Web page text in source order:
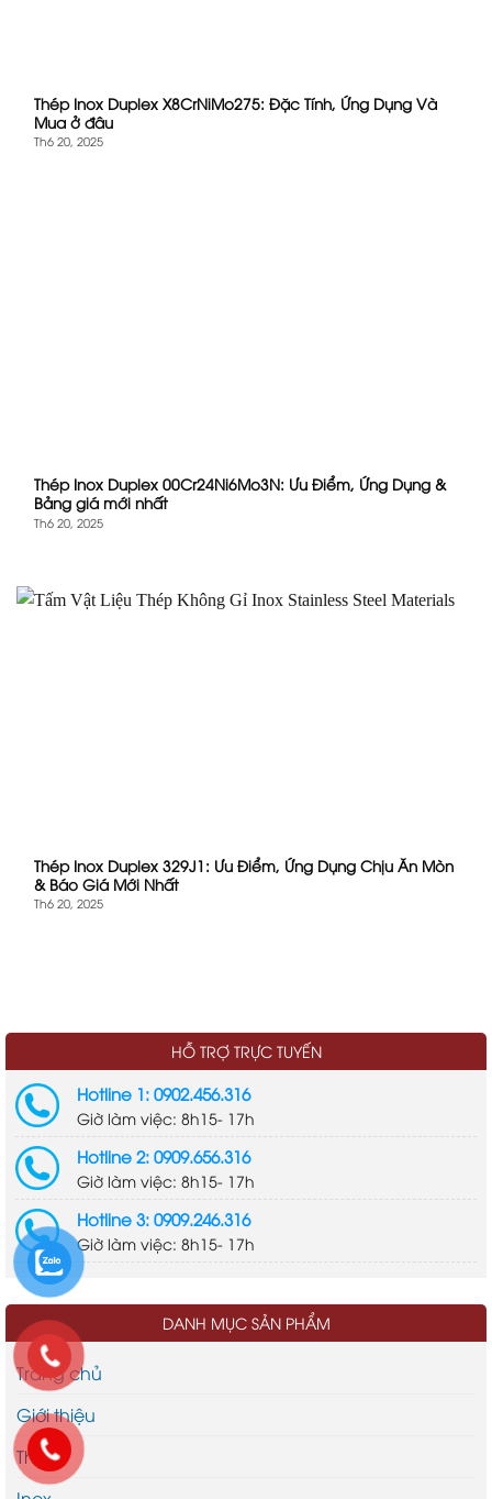
HỖ TRỢ TRỰC TUYẾN
Hotline 1: 0902.456.316
Giờ làm việc: 8h15- 17h
Hotline 2: 0909.656.316
Giờ làm việc: 8h15- 17h
Hotline 3: 0909.246.316
Giờ làm việc: 8h15- 17h
DANH MỤC SẢN PHẨM
Trang chủ
Giới thiệu
Thép
Thép Inox Duplex X8CrNiMo275: Đặc Tính, Ứng Dụng Và
Mua ở đâu
Th6 20, 2025
Thép Inox Duplex 00Cr24Ni6Mo3N: Ưu Điểm, Ứng Dụng &
Bảng giá mới nhất
Th6 20, 2025
Thép Inox Duplex 329J1: Ưu Điểm, Ứng Dụng Chịu Ăn Mòn
& Báo Giá Mới Nhất
Th6 20, 2025